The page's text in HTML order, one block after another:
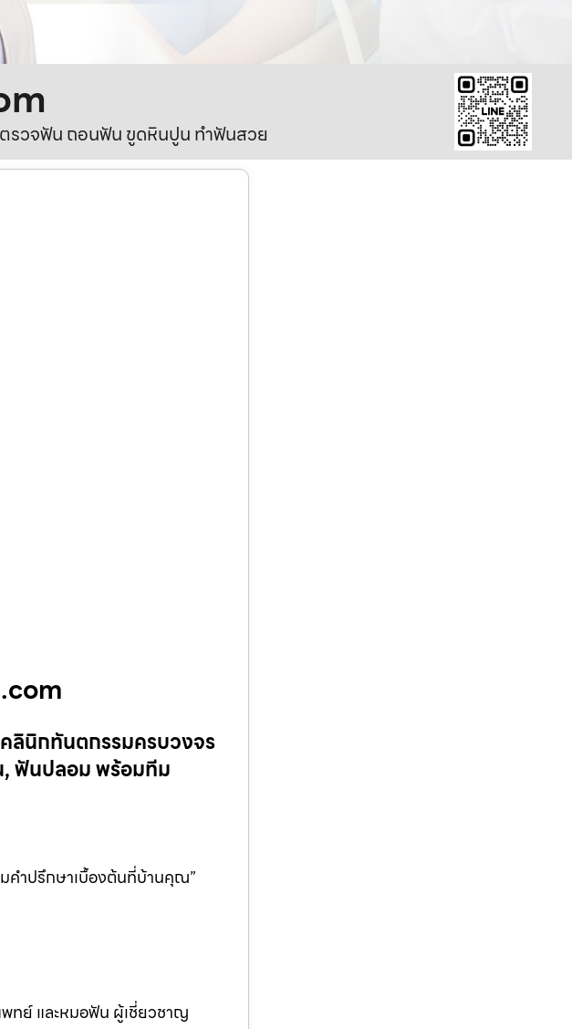
รวจฟัน ถอนฟัน ขูดหินปูน ทำฟันสวย
ลินิกทันตกรรมครบวงจร
ฟันปลอม พร้อมทีม
คำปรึกษาเบื้องต้นที่บ้านคุณ”
ทย์ และหมอฟัน ผู้เชี่ยวชาญ